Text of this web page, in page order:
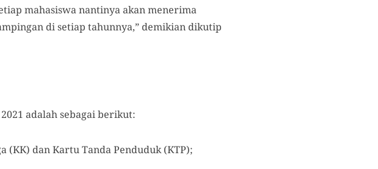
mahasiswa nantinya akan menerima
di setiap tahunnya,” demikian dikutip
adalah sebagai berikut:
dan Kartu Tanda Penduduk (KTP);